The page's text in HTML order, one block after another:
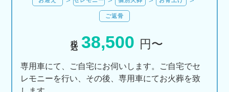
ご返骨
38,500 円〜
専用車にて、ご自宅にお伺いします。ご自宅でセ
レモニーを行い、その後、専用車にてお火葬を致